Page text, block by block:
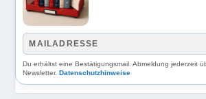
Du erhältst eine Bestätigungsmail. Abmeldung jederzeit
Newsletter.Datenschutzhinweise